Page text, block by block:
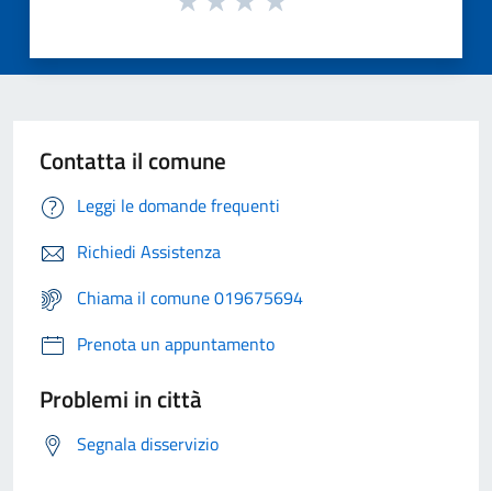
Contatta il comune
Leggi le domande frequenti
Richiedi Assistenza
Chiama il comune 019675694
Prenota un appuntamento
Problemi in città
Segnala disservizio